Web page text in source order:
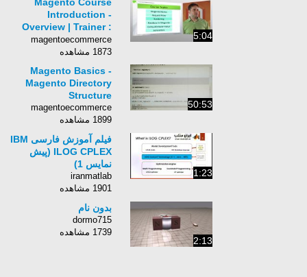
5:04
Introduction -
Overview | Trainer :
Ben Marks
magentoecommerce
1873 مشاهده
50:53
Magento Basics -
Magento Directory
Structure
magentoecommerce
1899 مشاهده
1:23
فیلم آموزش فارسی IBM
ILOG CPLEX (پیش
نمایس 1)
iranmatlab
1901 مشاهده
2:13
بدون نام
dormo715
1739 مشاهده